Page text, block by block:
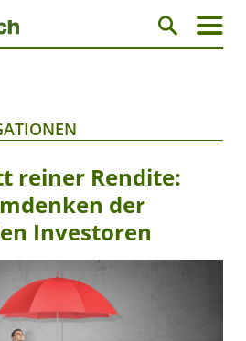
reiner Rendite:
der
Investoren